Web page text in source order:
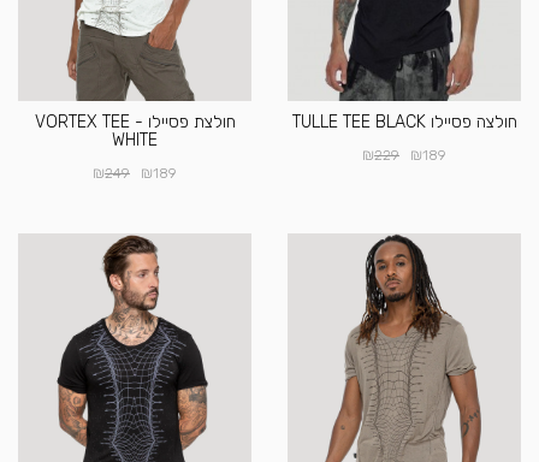
חולצה פסיילו TULLE TEE BLACK
₪189
₪229
חולצת פסיילו VORTEX TEE -
WHITE
₪189
₪249